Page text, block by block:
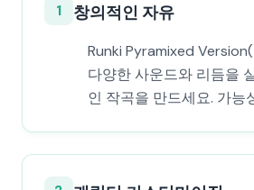
1 창의적인 자유
Runki Pyramixed
다양한 사운드와 리듬을
인 작곡을 만드세요. 가능